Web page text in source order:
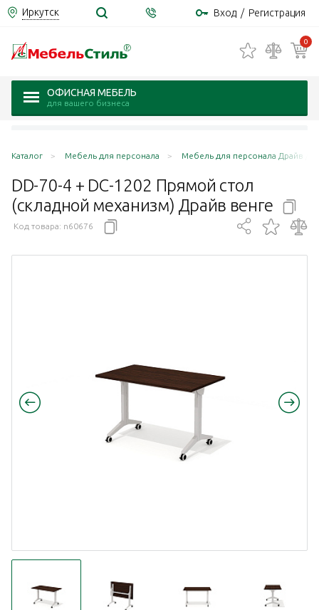
Иркутск Вход / Регистрация
0
ОФИСНАЯ МЕБЕЛЬ
для вашего бизнеса
Каталог Мебель для персонала Мебель для персонала Драйв /
DD-70-4 + DC-1202 Прямой стол
(складной механизм) Драйв венге
Код товара: n60676